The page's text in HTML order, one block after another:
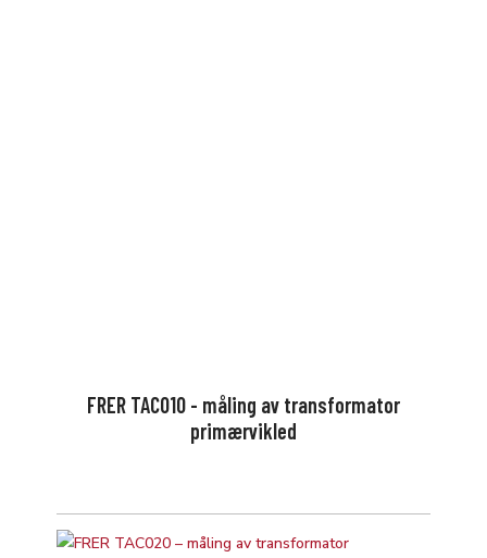
FRER TAC010 - måling av transformator
primærvikled